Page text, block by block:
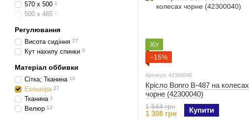
Хіт
−15%
Артикул: 42300040
Крісло Bonro B-487 на колесах
чорне (42300040)
1 544 грн
1 308 грн Купити
570 x 500 1
500 x 465 0
Регулювання
Висота сидіння 27
Кут нахилу спинки 5
Матеріал оббивки
Сітка; Тканина 13
Екошкіра 27
Тканина 1
Велюр 12